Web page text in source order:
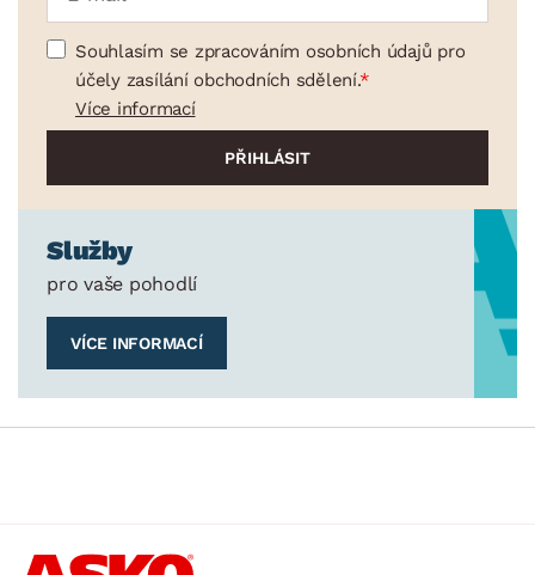
Souhlasím se zpracováním osobních údajů pro
účely zasílání obchodních sdělení.
Více informací
Služby
pro vaše pohodlí
VÍCE INFORMACÍ